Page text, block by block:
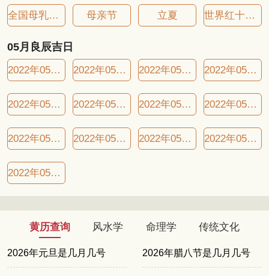
全国母乳喂养宣传日 母亲节 立夏 世界红十字日
05月良辰吉日
2022年05月01日良辰吉日 2022年05月05日良辰吉日 2022年05月07日良辰吉日 2022年05月08日良辰吉日
2022年05月09日良辰吉日 2022年05月11日良辰吉日 2022年05月13日良辰吉日 2022年05月15日良辰吉日
2022年05月17日良辰吉日 2022年05月20日良辰吉日 2022年05月23日良辰吉日 2022年05月26日良辰吉日
2022年05月27日良辰吉日
黄历查询 风水学 命理学 传统文化
2026年元旦是几月几号 2026年腊八节是几月几号